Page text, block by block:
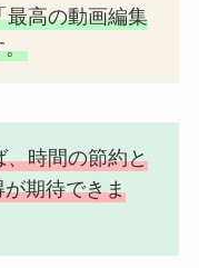
最高の動画編集
。
、時間の節約と
期待できま